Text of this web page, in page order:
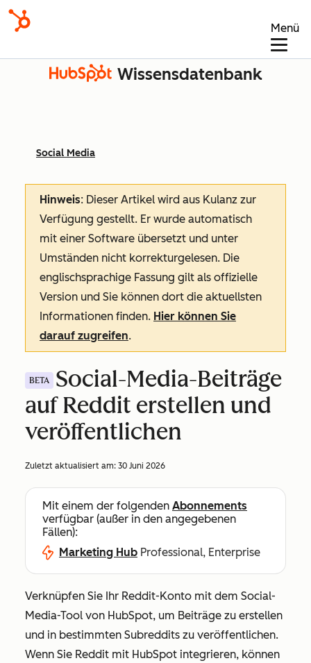
Menü
Wissensdatenbank
Social Media
Hinweis: Dieser Artikel wird aus Kulanz zur
Verfügung gestellt. Er wurde automatisch
mit einer Software übersetzt und unter
Umständen nicht korrekturgelesen. Die
englischsprachige Fassung gilt als offizielle
Version und Sie können dort die aktuellsten
Informationen finden. Hier können Sie
darauf zugreifen.
BETA
Social-Media-Beiträge
auf Reddit erstellen und
veröffentlichen
Zuletzt aktualisiert am: 30 Juni 2026
Mit einem der folgenden Abonnements
verfügbar (außer in den angegebenen
Fällen):
Marketing Hub Professional, Enterprise
Verknüpfen Sie Ihr Reddit-Konto mit dem Social-
Media-Tool von HubSpot, um Beiträge zu erstellen
und in bestimmten Subreddits zu veröffentlichen.
Wenn Sie Reddit mit HubSpot integrieren, können